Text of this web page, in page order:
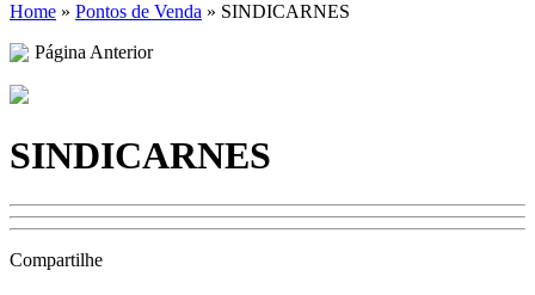
Home » Pontos de Venda » SINDICARNES
Página Anterior
SINDICARNES
Compartilhe